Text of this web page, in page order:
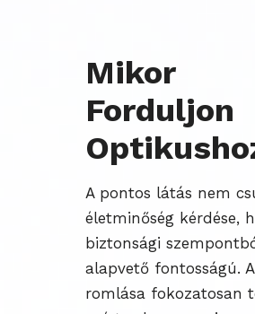
Mikor
Forduljon
A pontos látás nem
életminőség kérdése,
biztonsági
alapvető fontosságú.
romlása fokozatosan